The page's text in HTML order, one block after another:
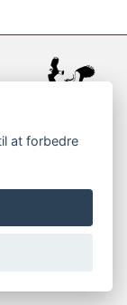
at forbedre